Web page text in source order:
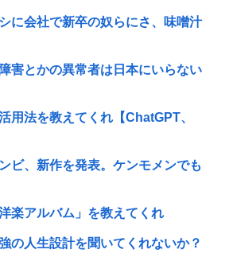
に会社で新卒の奴らにさ、味噌汁
害とかの異常者は日本にいらない
用法を教えてくれ【ChatGPT、
ビ、新作を発表。ケンモメンでも
楽アルバム」を教えてくれ
の人生設計を聞いてくれないか？